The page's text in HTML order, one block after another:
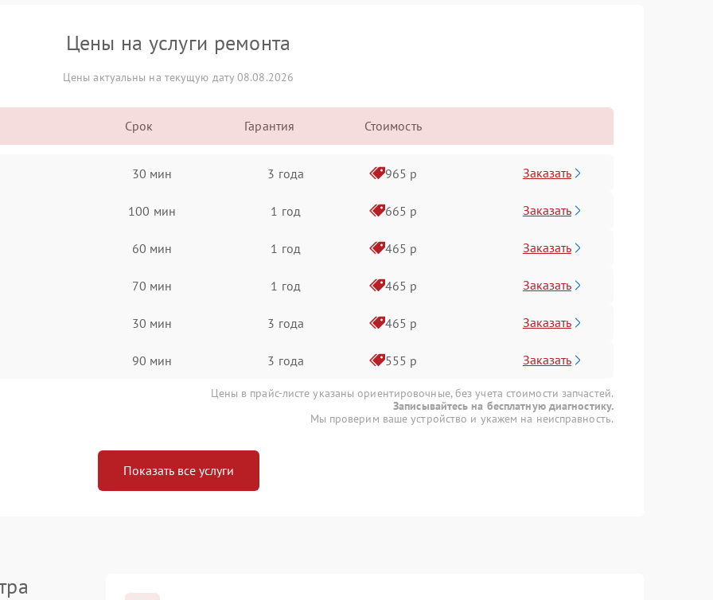
Цены на услуги ремонта
Цены актуальны на текущую дату 08.08.2026
Срок Гарантия Стоимость
30 мин 3 года 965 р Заказать
100 мин 1 год 665 р Заказать
60 мин 1 год 465 р Заказать
70 мин 1 год 465 р Заказать
30 мин 3 года 465 р Заказать
90 мин 3 года 555 р Заказать
Цены в прайс-листе указаны ориентировочные, без учета стоимости запчастей.
Записывайтесь на бесплатную диагностику.
Мы проверим ваше устройство и укажем на неисправность.
Показать все услуги